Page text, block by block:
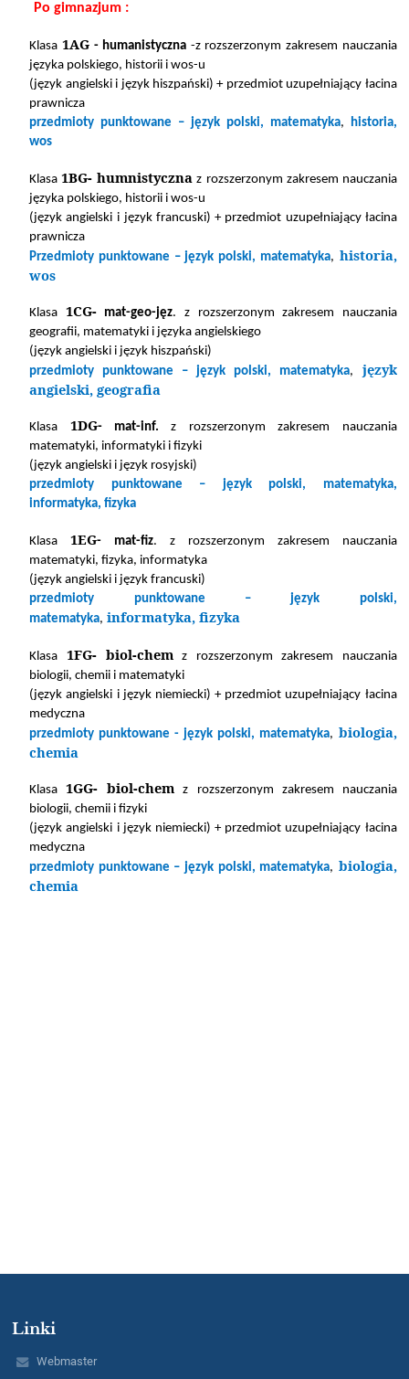
Po gimnazjum :
Klasa 1AG - humanistyczna -z rozszerzonym zakresem nauczania
języka polskiego, historii i wos-u
(język angielski i język hiszpański) + przedmiot uzupełniający łacina
prawnicza
przedmioty punktowane – język polski, matematyka, historia,
wos
Klasa1BG- humnistyczna z rozszerzonym zakresem nauczania
języka polskiego, historii i wos-u
(język angielski i język francuski) + przedmiot uzupełniający łacina
prawnicza
Przedmioty punktowane – język polski, matematyka, historia,
wos
Klasa 1CG- mat-geo-jęz. z rozszerzonym zakresem nauczania
geografii, matematyki i języka angielskiego
(język angielski i język hiszpański)
przedmioty punktowane – język polski, matematyka,
język
angielski, geografia
Klasa 1DG- mat-inf.z rozszerzonym zakresem nauczania
matematyki, informatyki i fizyki
(język angielski i język rosyjski)
przedmioty punktowane – język polski, matematyka,
informatyka, fizyka
Klasa1EG- mat-fiz. z rozszerzonym zakresem nauczania
matematyki, fizyka, informatyka
(język angielski i język francuski)
przedmioty punktowane – język polski,
matematyka, informatyka, fizyka
Klasa 1FG- biol-chem z rozszerzonym zakresem nauczania
biologii, chemii i matematyki
(język angielski i język niemiecki) + przedmiot uzupełniający łacina
medyczna
przedmioty punktowane - język polski, matematyka, biologia,
chemia
Klasa1GG- biol-chem z rozszerzonym zakresem nauczania
biologii, chemii i fizyki
(język angielski i język niemiecki) + przedmiot uzupełniający łacina
medyczna
przedmioty punktowane – język polski, matematyka, biologia,
chemia
Linki
Webmaster